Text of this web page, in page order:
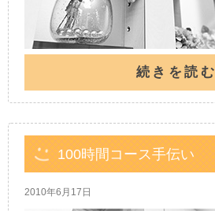
続きを読む
100時間コース手伝い
2010年6月17日